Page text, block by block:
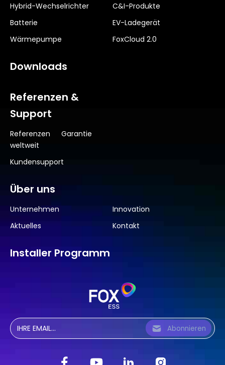
Abonnieren
Hybrid-Wechselrichter
C&I-Produkte
Batterie
EV-Ladegerät
Wärmepumpe
FoxCloud 2.0
Downloads
Referenzen &
Support
Referenzen
weltweit
Garantie
Kundensupport
Über uns
Unternehmen
Innovation
Aktuelles
Kontakt
Installer Programm